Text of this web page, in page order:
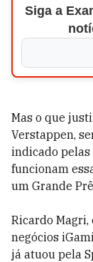
Siga a
Mas o que
Verstappen,
indicado pelas
funcionam
um Grande
Ricardo
negócios
já atuou pela